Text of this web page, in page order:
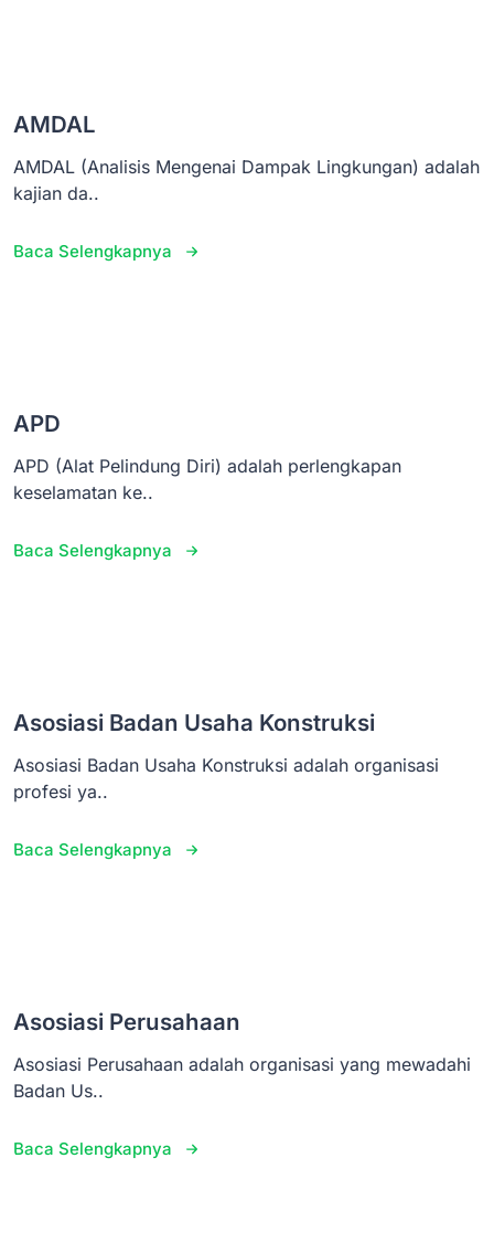
AMDAL
AMDAL (Analisis Mengenai Dampak Lingkungan) adalah
kajian da..
Baca Selengkapnya
APD
APD (Alat Pelindung Diri) adalah perlengkapan
keselamatan ke..
Baca Selengkapnya
Asosiasi Badan Usaha Konstruksi
Asosiasi Badan Usaha Konstruksi adalah organisasi
profesi ya..
Baca Selengkapnya
Asosiasi Perusahaan
Asosiasi Perusahaan adalah organisasi yang mewadahi
Badan Us..
Baca Selengkapnya